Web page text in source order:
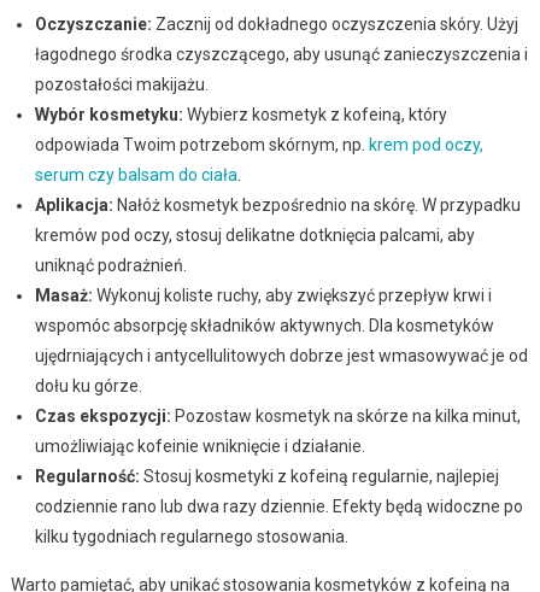
Oczyszczanie: Zacznij od dokładnego oczyszczenia skóry. Użyj
łagodnego środka czyszczącego, aby usunąć zanieczyszczenia i
pozostałości makijażu.
Wybór kosmetyku: Wybierz kosmetyk z kofeiną, który
odpowiada Twoim potrzebom skórnym, np. krem pod oczy,
serum czy balsam do ciała
Aplikacja: Nałóż kosmetyk bezpośrednio na skórę. W przypadku
kremów pod oczy, stosuj delikatne dotknięcia palcami, aby
uniknąć podrażnień.
Masaż: Wykonuj koliste ruchy, aby zwiększyć przepływ krwi i
wspomóc absorpcję składników aktywnych. Dla kosmetyków
ujędrniających i antycellulitowych dobrze jest wmasowywać je od
dołu ku górze.
Czas ekspozycji: Pozostaw kosmetyk na skórze na kilka minut,
umożliwiając kofeinie wniknięcie i działanie.
Regularność: Stosuj kosmetyki z kofeiną regularnie, najlepiej
codziennie rano lub dwa razy dziennie. Efekty będą widoczne po
kilku tygodniach regularnego stosowania.
Warto pamiętać, aby unikać stosowania kosmetyków z kofeiną na